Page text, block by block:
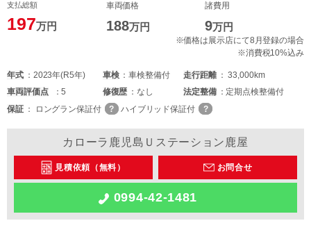
支払総額
197万円
車両価格
188万円
諸費用
9万円
※価格は展示店にて8月登録の場合
※消費税10%込み
年式 2023年(R5年) 車検 車検整備付 走行距離
33,000km
車両評価点 5 修復歴 なし 法定整備
定期点検整備付
保証
ロングラン保証付 ハイブリッド保証付
カローラ鹿児島Ｕステーション鹿屋
見積依頼（無料） お問合せ
0994-42-1481